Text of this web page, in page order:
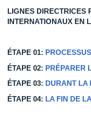
LIGNES DIRECTRICES
INTERNATIONAUX EN
ÉTAPE 01:
ÉTAPE 02: PRÉPARER
ÉTAPE 03: DURANT LA
ÉTAPE 04: LA FIN DE